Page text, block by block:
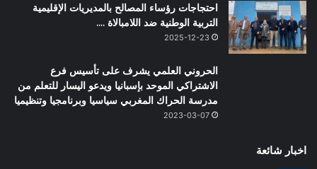
احتجاجات رؤساء المصالح بالمديريات الإقليمية
التربية الوطنية ضد اللامبالاة ….
2025-12-23
الحروني العلمي يشرف على تأسيس فرع
الاشتراكي الموحد بإسبانيا ويدعو اليسار للتعلم من
مدرسة الحراك المغربي سياسيا وبرنامجيا وتنظيميا
2023-03-07
اخبار شائعة